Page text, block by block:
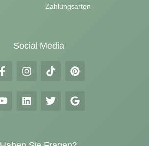
Zahlungsarten
Social Media